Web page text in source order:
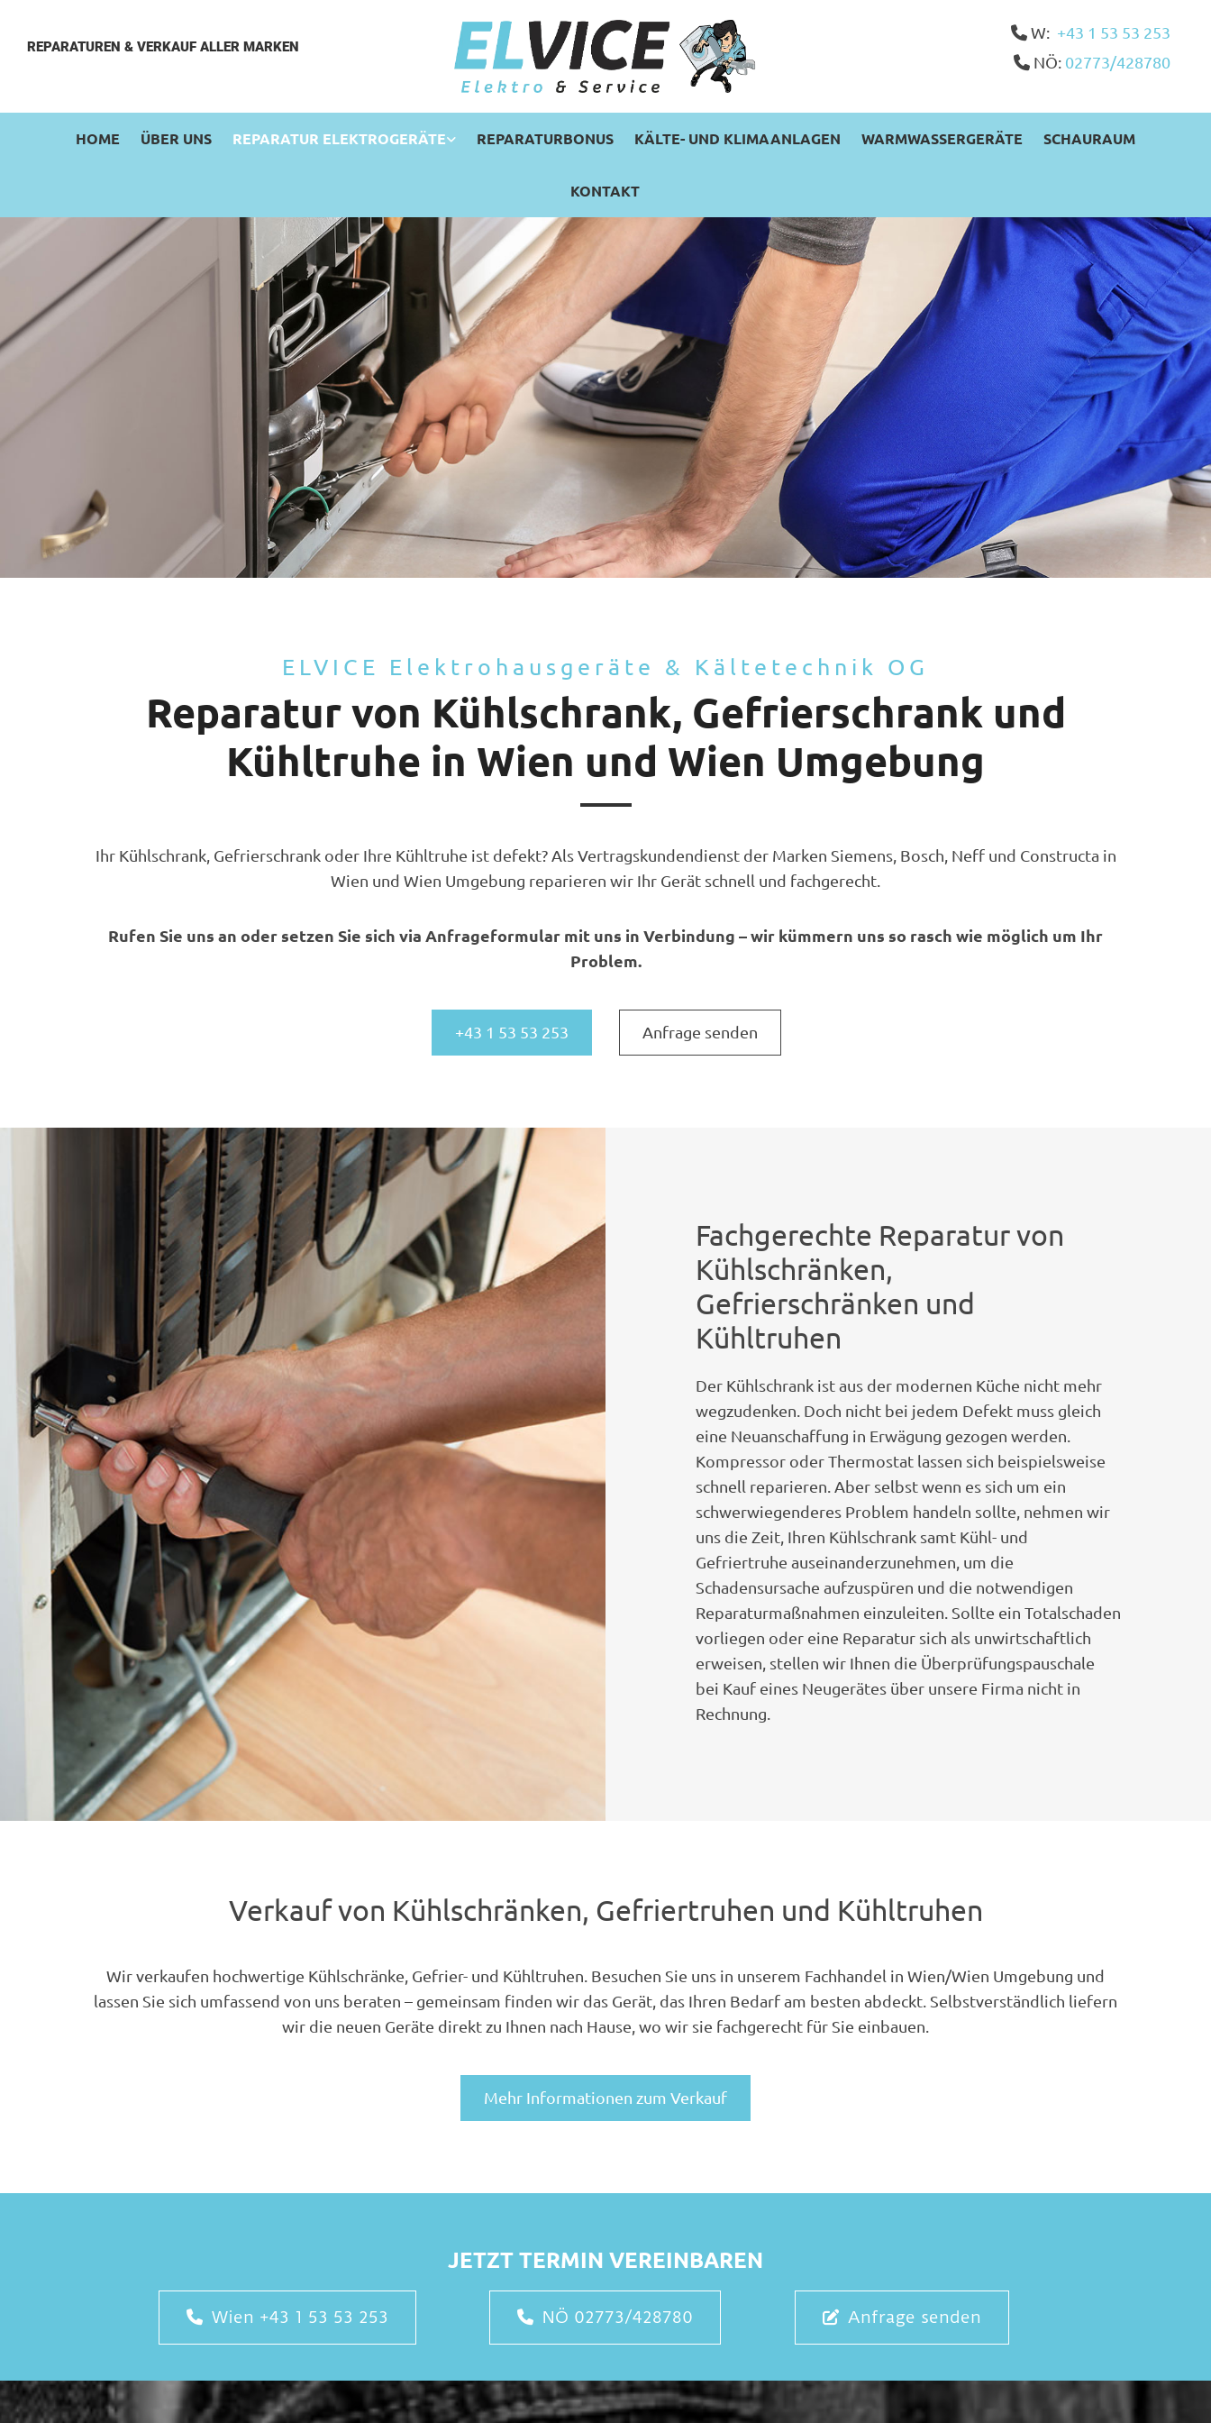
REPARATUREN & VERKAUF ALLER MARKEN
W: +43 1 53 53 253
NÖ: 02773/428780
HOME ÜBER UNS REPARATUR ELEKTROGERÄTE REPARATURBONUS KÄLTE- UND KLIMAANLAGEN WARMWASSERGERÄTE SCHAURAUM
KONTAKT
ELVICE Elektrohausgeräte & Kältetechnik OG
Reparatur von Kühlschrank, Gefrierschrank und
Kühltruhe in Wien und Wien Umgebung
Ihr Kühlschrank, Gefrierschrank oder Ihre Kühltruhe ist defekt? Als Vertragskundendienst der Marken Siemens, Bosch, Neff und Constructa in
Wien und Wien Umgebung reparieren wir Ihr Gerät schnell und fachgerecht.
Rufen Sie uns an oder setzen Sie sich via Anfrageformular mit uns in Verbindung – wir kümmern uns so rasch wie möglich um Ihr
Problem.
+43 1 53 53 253 Anfrage senden
Fachgerechte Reparatur von
Kühlschränken,
Gefrierschränken und
Kühltruhen
Der Kühlschrank ist aus der modernen Küche nicht mehr
wegzudenken. Doch nicht bei jedem Defekt muss gleich
eine Neuanschaffung in Erwägung gezogen werden.
Kompressor oder Thermostat lassen sich beispielsweise
schnell reparieren. Aber selbst wenn es sich um ein
schwerwiegenderes Problem handeln sollte, nehmen wir
uns die Zeit, Ihren Kühlschrank samt Kühl- und
Gefriertruhe auseinanderzunehmen, um die
Schadensursache aufzuspüren und die notwendigen
Reparaturmaßnahmen einzuleiten. Sollte ein Totalschaden
vorliegen oder eine Reparatur sich als unwirtschaftlich
erweisen, stellen wir Ihnen die Überprüfungspauschale
bei Kauf eines Neugerätes über unsere Firma nicht in
Rechnung.
Verkauf von Kühlschränken, Gefriertruhen und Kühltruhen
Wir verkaufen hochwertige Kühlschränke, Gefrier- und Kühltruhen. Besuchen Sie uns in unserem Fachhandel in Wien/Wien Umgebung und
lassen Sie sich umfassend von uns beraten – gemeinsam finden wir das Gerät, das Ihren Bedarf am besten abdeckt. Selbstverständlich liefern
wir die neuen Geräte direkt zu Ihnen nach Hause, wo wir sie fachgerecht für Sie einbauen.
Mehr Informationen zum Verkauf
JETZT TERMIN VEREINBAREN
Wien +43 1 53 53 253 NÖ 02773/428780 Anfrage senden